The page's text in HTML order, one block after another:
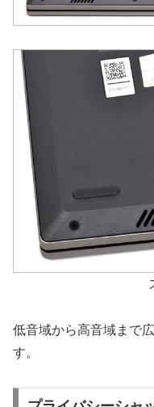
低音域から高音域まで
す。